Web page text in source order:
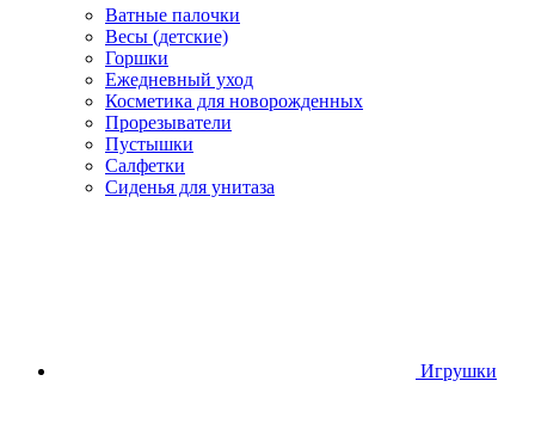
Ватные палочки
Весы (детские)
Горшки
Ежедневный уход
Косметика для новорожденных
Прорезыватели
Пустышки
Салфетки
Сиденья для унитаза
Игрушки